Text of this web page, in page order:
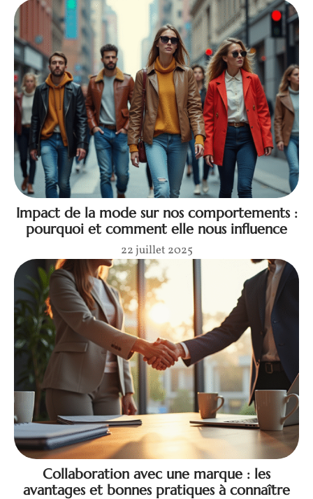
Impact de la mode sur nos comportements :
pourquoi et comment elle nous influence
22 juillet 2025
Collaboration avec une marque : les
avantages et bonnes pratiques à connaître